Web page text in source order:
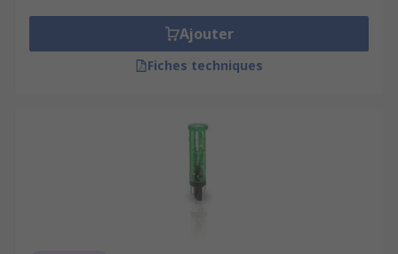
Ajouter
Fiches techniques